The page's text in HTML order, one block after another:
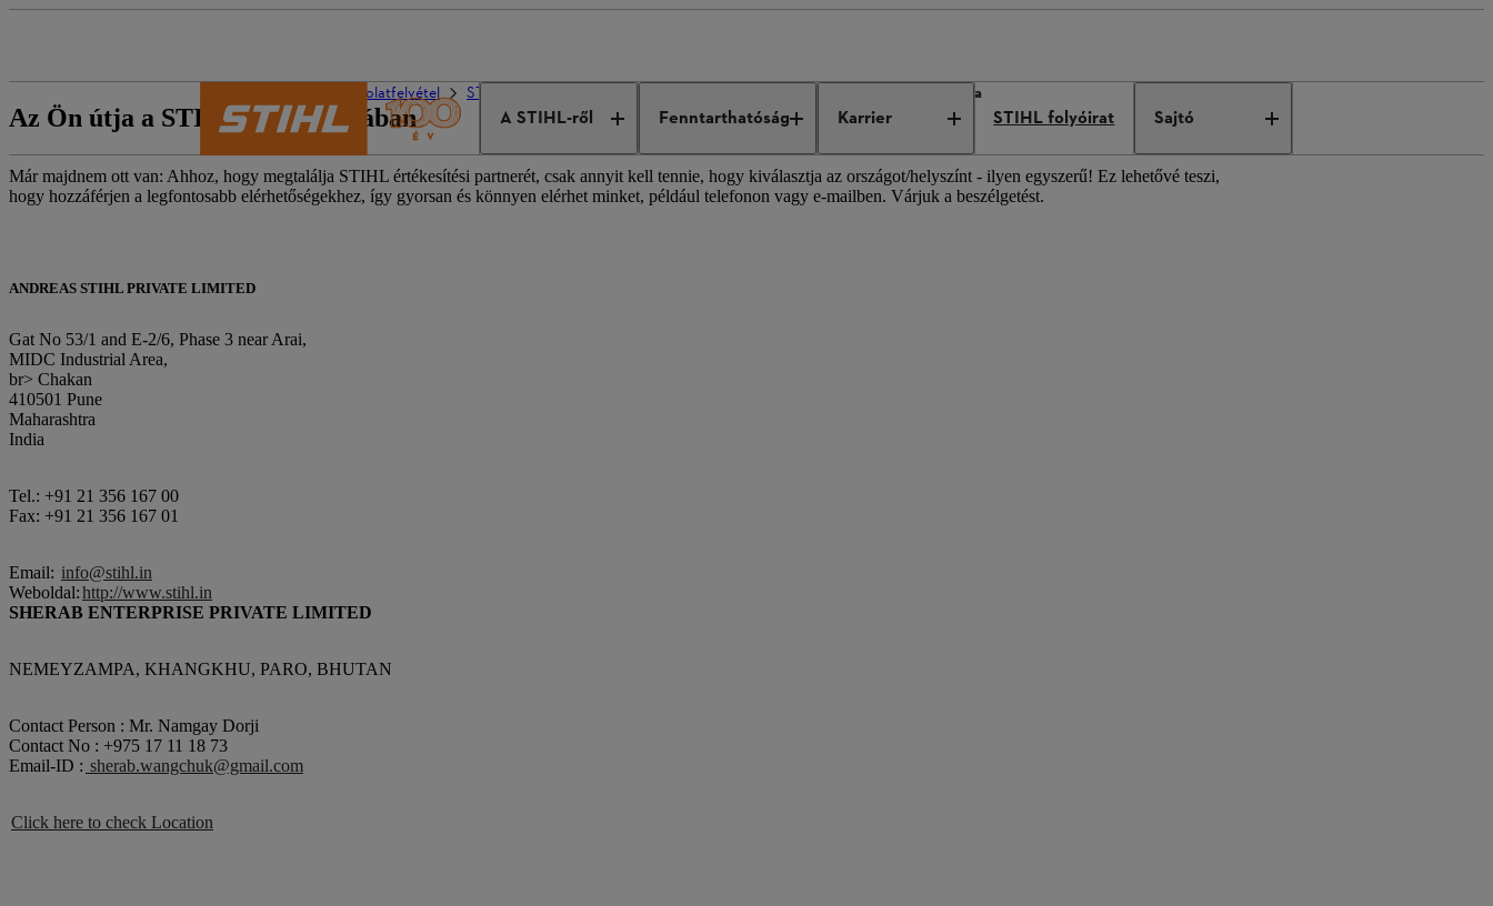
A STIHL-ről Fenntarthatóság Karrier STIHL folyóirat Sajtó
Kapcsolatfelvétel STIHL értékesítési tevékenységek világszerte STIHL sales operations Asia
Az Ön útja a STIHL-hez - Ázsiában
Már majdnem ott van: Ahhoz, hogy megtalálja STIHL értékesítési partnerét, csak annyit kell tennie, hogy kiválasztja az országot/helyszínt - ilyen egyszerű! Ez lehetővé teszi,
hogy hozzáférjen a legfontosabb elérhetőségekhez, így gyorsan és könnyen elérhet minket, például telefonon vagy e-mailben. Várjuk a beszélgetést.
ANDREAS STIHL PRIVATE LIMITED
Gat No 53/1 and E-2/6, Phase 3 near Arai,
MIDC Industrial Area,
br> Chakan
410501 Pune
Maharashtra
India
Tel.: +91 21 356 167 00
Fax: +91 21 356 167 01
Email: info@stihl.in
Weboldal:http://www.stihl.in
SHERAB ENTERPRISE PRIVATE LIMITED
NEMEYZAMPA, KHANGKHU, PARO, BHUTAN
Contact Person : Mr. Namgay Dorji
Contact No : +975 17 11 18 73
Email-ID : sherab.wangchuk@gmail.com
Click here to check Location